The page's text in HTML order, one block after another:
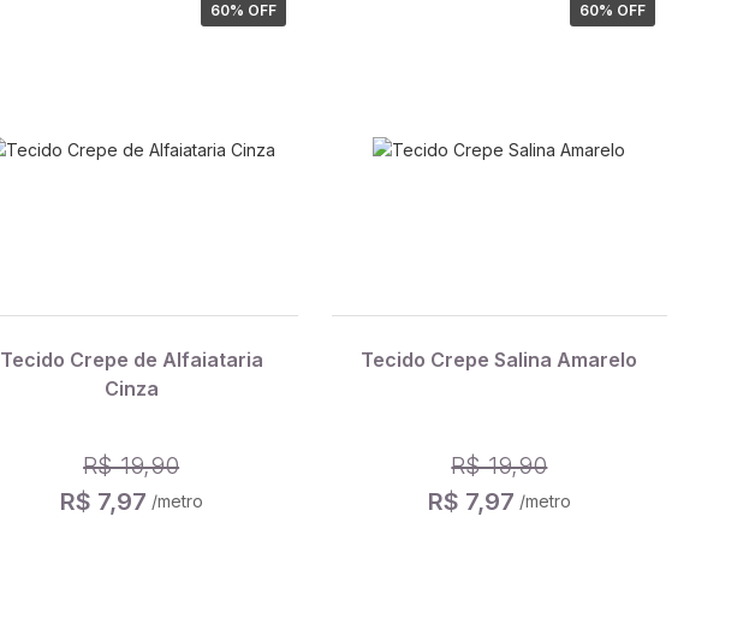
60% OFF
Tecido Crepe de Alfaiataria
Cinza
R$ 19,90
R$ 7,97 /metro
60% OFF
Tecido Crepe Salina Amarelo
R$ 19,90
R$ 7,97 /metro